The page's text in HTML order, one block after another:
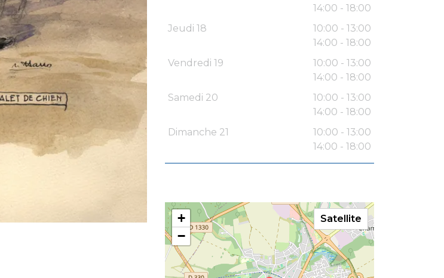
14:00 - 18:00
Jeudi 18
10:00 - 13:00
14:00 - 18:00
Vendredi 19
10:00 - 13:00
14:00 - 18:00
Samedi 20
10:00 - 13:00
14:00 - 18:00
Dimanche 21
10:00 - 13:00
14:00 - 18:00
+
−
Satellite